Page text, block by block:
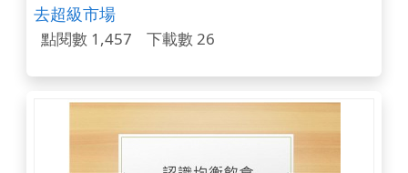
去超級市場
點閱數 1,457 下載數 26